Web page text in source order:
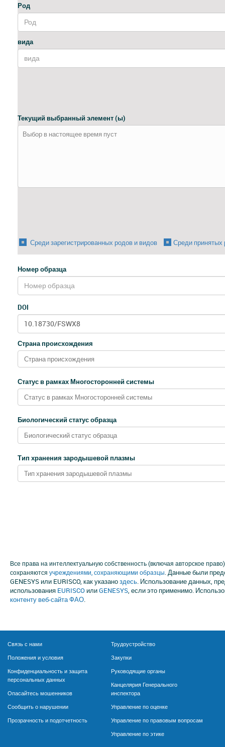
Род
вида
Текущий выбранный элемент (ы)
Выбор в настоящее время пуст
Среди зарегистрированных родов и видов Среди принятых
Номер образца
DOI
Страна происхождения
Статус в рамках Многосторонней системы
Биологический статус образца
Тип хранения зародышевой плазмы
Все права на интеллектуальную собственность (включая авторское
сохраняются учреждениями, сохраняющими образцы Данные были
GENESYS или EURISCO, как указаноздесь. Использование данных,
использования EURISCOилиGENESYS, если это применимо.
контенту веб-сайта ФАО.
Связь с нами
Положения и условия
Конфиденциальность и защита
персональных данных
Опасайтесь мошенников
Сообщить о нарушении
Прозрачность и подотчетность
Трудоустройство
Закупки
Руководящие органы
Канцелярия Генерального
инспектора
Управление по оценке
Управление по правовым вопросам
Управление по этике